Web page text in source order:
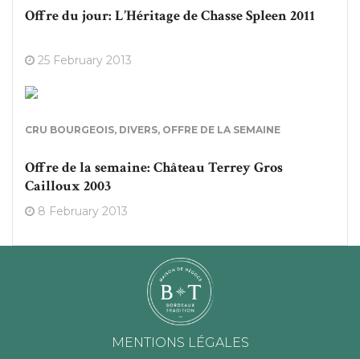
Offre du jour: L’Héritage de Chasse Spleen 2011
25 February 2013
CRU BOURGEOIS, DIVERS, OFFRE DE LA SEMAINE
Offre de la semaine: Château Terrey Gros
Cailloux 2003
8 February 2013
MENTIONS LÉGALES